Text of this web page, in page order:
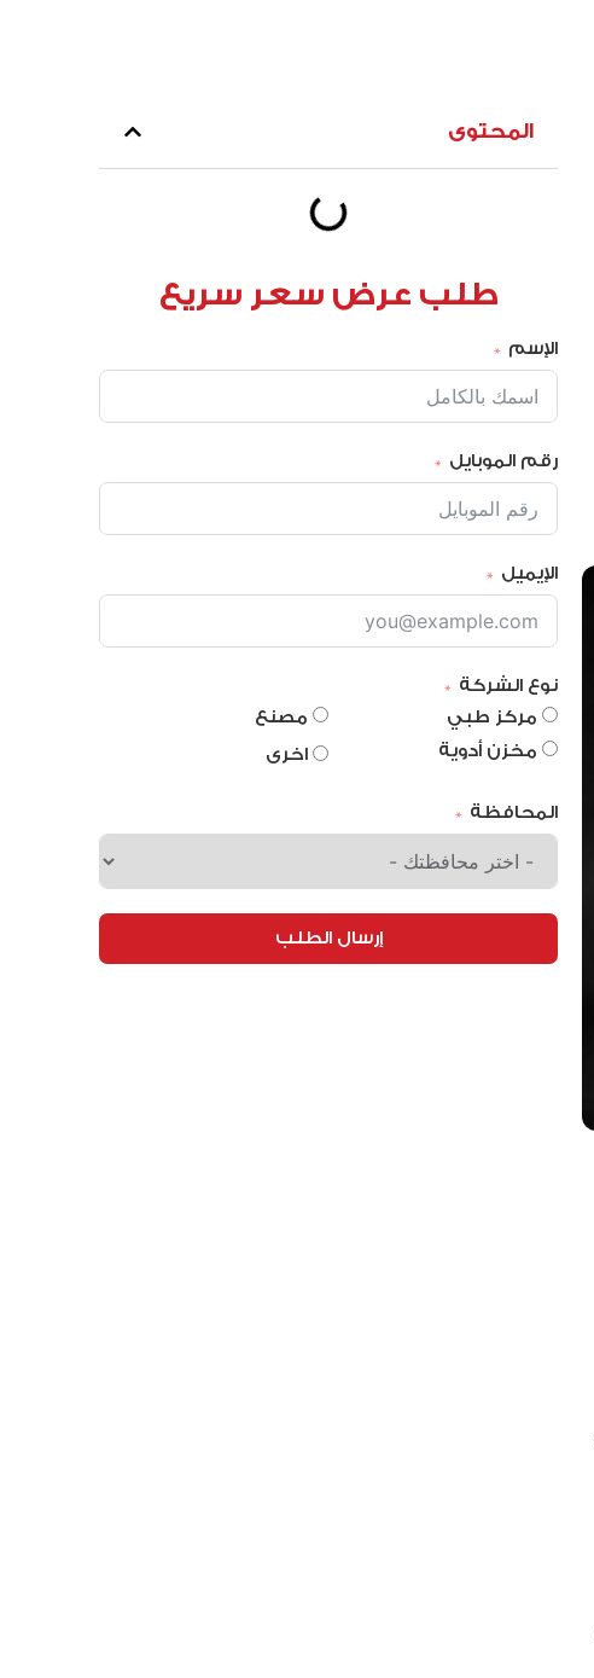
المحتوى
طلب عرض سعر سريع
الإسم
رقم الموبايل
الإيميل
نوع الشركة
مركز طبي
مصنع
مخزن أدوية
اخرى
المحافظة
إرسال الطلب